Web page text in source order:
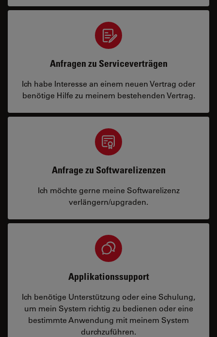
Anfragen zu Serviceverträgen
Ich habe Interesse an einem neuen Vertrag oder
benötige Hilfe zu meinem bestehenden Vertrag.
Anfrage zu Softwarelizenzen
Ich möchte gerne meine Softwarelizenz
verlängern/upgraden.
Applikationssupport
Ich benötige Unterstützung oder eine Schulung,
um mein System richtig zu bedienen oder eine
bestimmte Anwendung mit meinem System
durchzuführen.